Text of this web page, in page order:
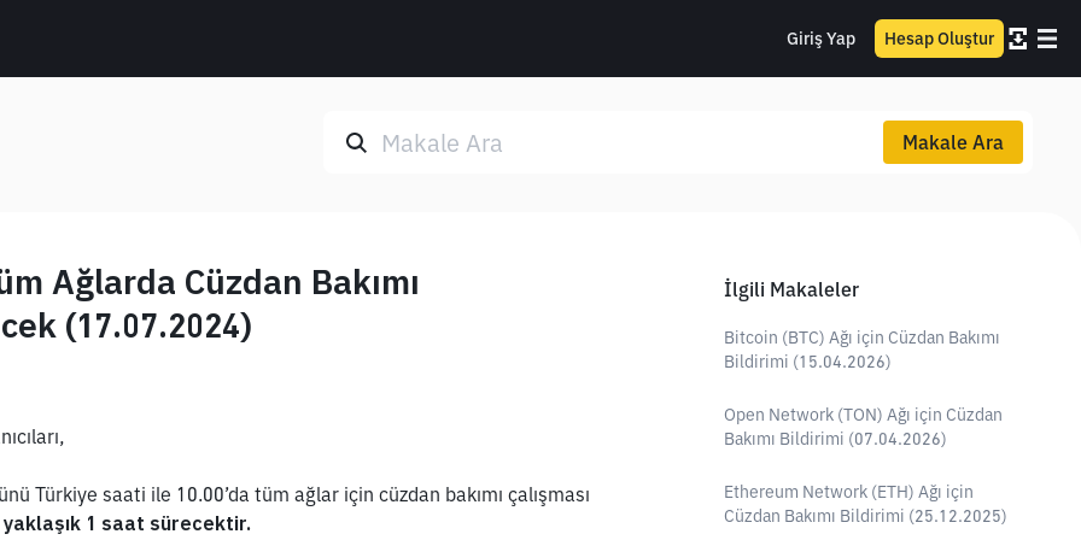
Giriş Yap Hesap Oluştur
Makale Ara
Ağlarda Cüzdan Bakımı
(17.07.2024)
Türkiye saati ile 10.00’da tüm ağlar için cüzdan bakımı çalışması
yaklaşık 1 saat sürecektir.
İlgili Makaleler
Bitcoin (BTC) Ağı için Cüzdan Bakımı
Bildirimi (15.04.2026)
Open Network (TON) Ağı için Cüzdan
Bakımı Bildirimi (07.04.2026)
Ethereum Network (ETH) Ağı için
Cüzdan Bakımı Bildirimi (25.12.2025)